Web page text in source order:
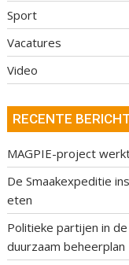
Sport
Vacatures
Video
RECENTE
MAGPIE-project
De Smaakexpeditie
eten
Politieke partijen in
duurzaam